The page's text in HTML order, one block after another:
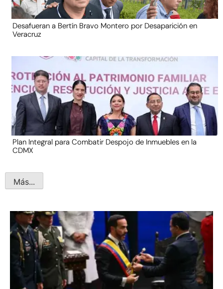
Desafueran a Bertín Bravo Montero por Desaparición en
Veracruz
Plan Integral para Combatir Despojo de Inmuebles en la
CDMX
Más...